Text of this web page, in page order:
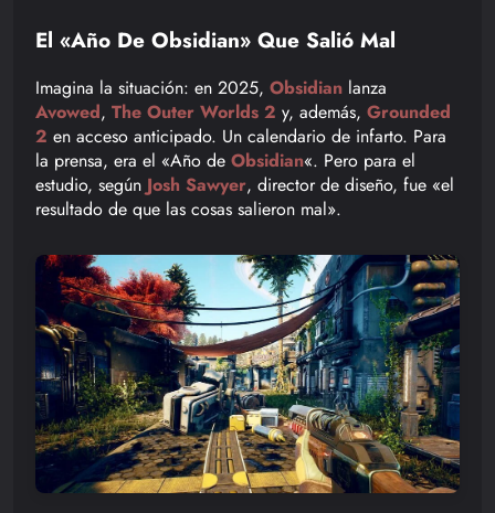
El «Año De Obsidian» Que Salió Mal
Imagina la situación: en 2025, Obsidian lanza
Avowed, The Outer Worlds 2 y, además, Grounded
2 en acceso anticipado. Un calendario de infarto. Para
la prensa, era el «Año de Obsidian«. Pero para el
estudio, según Josh Sawyer, director de diseño, fue «el
resultado de que las cosas salieron mal».